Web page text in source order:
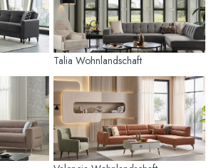
Talia Wohnlandschaft